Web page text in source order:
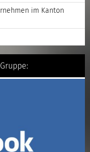
im Kanton